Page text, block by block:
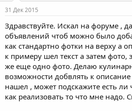
м
ы
31 Дек 2015
Здравствуйте. Искал на форуме ,
объявлений чтоб можно было
как стандартно фотки на верху а
к примеру шел текст а затем фото,
же еще одно фото. Делаю
возможности добвлять к
нашел , может подскажите есть
как реализовать то что мне надо.